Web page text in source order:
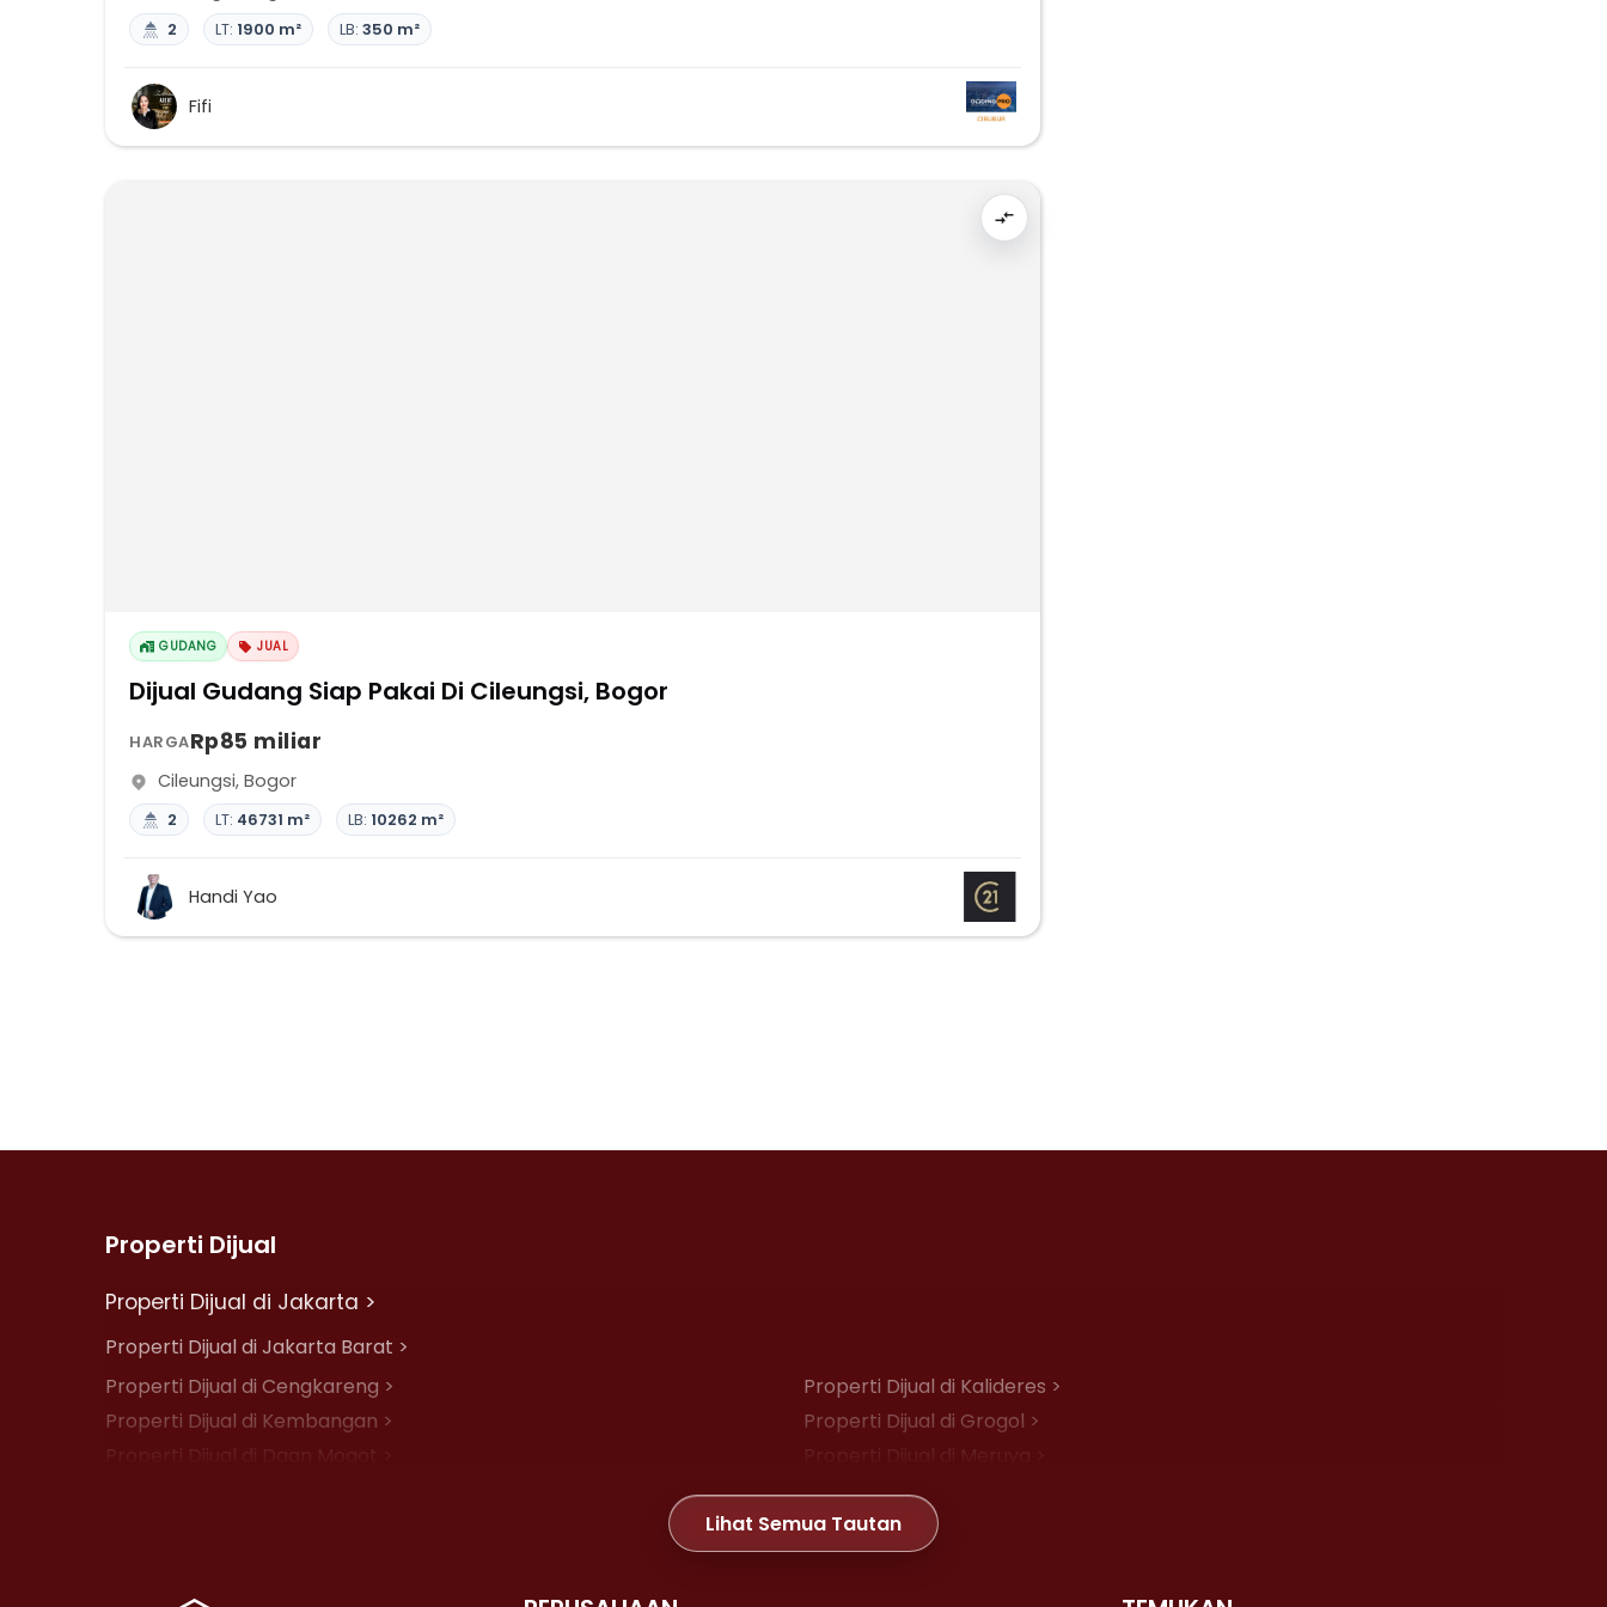
2 LT: 1900 m² LB: 350 m²
Fifi
GUDANG JUAL
Dijual Gudang Siap Pakai Di Cileungsi, Bogor
HARGARp85 miliar
Cileungsi, Bogor
2 LT: 46731 m² LB: 10262 m²
Handi Yao
Properti Dijual
Properti Dijual di Jakarta >
Properti Dijual di Jakarta Barat >
Properti Dijual di Cengkareng >
Properti Dijual di Kalideres >
Properti Dijual di Kembangan >
Properti Dijual di Grogol >
Properti Dijual di Daan Mogot >
Properti Dijual di Meruya >
Properti Dijual di Joglo >
Lihat Semua Tautan